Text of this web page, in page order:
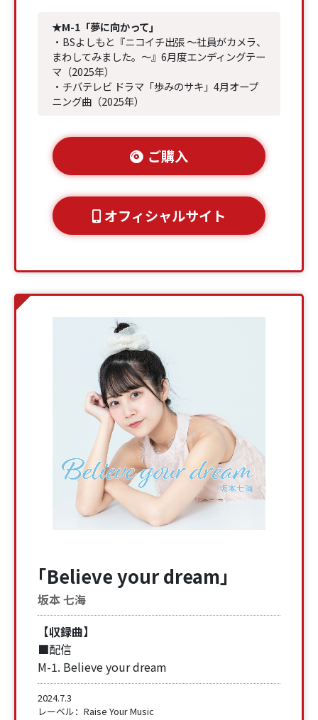
★M-1「夢に向かって」
・BSよしもと『ニコイチ出張 ～社員がカメラ、
まわしてみました。～』6月度エンディングテー
マ（2025年）
・チバテレビ ドラマ「歩みのサキ」4月オープ
ニング曲（2025年）
ご購入
オフィシャルサイト
「Believe your dream」
坂本 七海
【収録曲】
■配信
M-1. Believe your dream
2024.7.3
レーベル：Raise Your Music